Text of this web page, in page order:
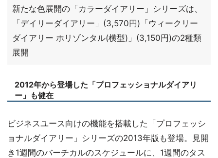
新たな色展開の「カラーダイアリー」シリーズは、
「デイリーダイアリー」(3,570円)「ウィークリー
ダイアリー ホリゾンタル(横型)」(3,150円)の2種類
展開
2012年から登場した「プロフェッショナルダイアリ
ー」も健在
ビジネスユース向けの機能を搭載した「プロフェッシ
ョナルダイアリー」シリーズの2013年版も登場。見開
き1週間のバーチカルのスケジュールに、1週間のタス